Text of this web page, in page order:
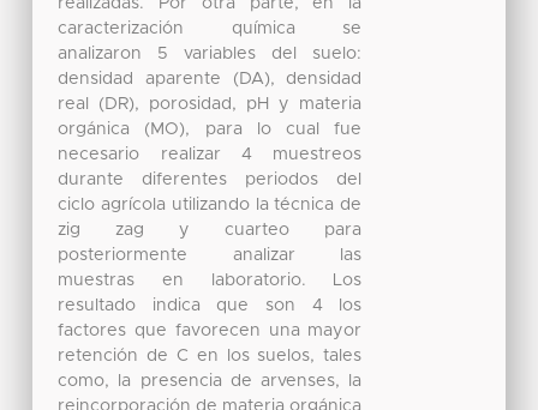
realizadas. Por otra parte, en la
caracterización química se
analizaron 5 variables del suelo:
densidad aparente (DA), densidad
real (DR), porosidad, pH y materia
orgánica (MO), para lo cual fue
necesario realizar 4 muestreos
durante diferentes periodos del
ciclo agrícola utilizando la técnica de
zig zag y cuarteo para
posteriormente analizar las
muestras en laboratorio. Los
resultado indica que son 4 los
factores que favorecen una mayor
retención de C en los suelos, tales
como, la presencia de arvenses, la
reincorporación de materia orgánica